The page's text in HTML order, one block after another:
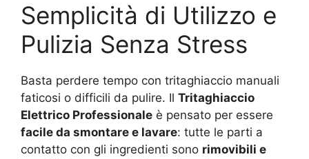
Semplicità di Utilizzo e
Pulizia Senza Stress
Basta perdere tempo con tritaghiaccio manuali
faticosi o difficili da pulire. Il Tritaghiaccio
Elettrico Professionale è pensato per essere
facile da smontare e lavare: tutte le parti a
contatto con gli ingredienti sono rimovibili e